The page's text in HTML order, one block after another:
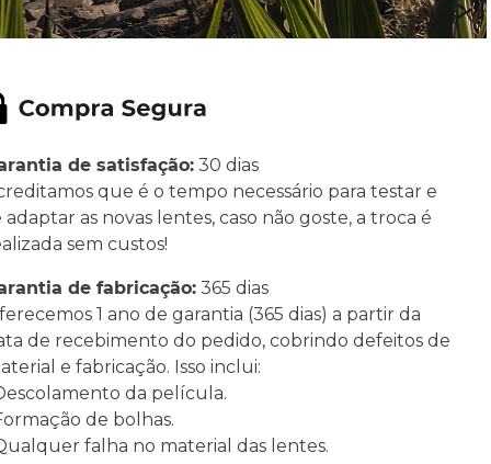
de satisfação:30 dias
que é o tempo necessário para testar e
adaptar as novas lentes, caso não goste, a troca é
sem custos!
de fabricação:365 dias
1 ano de garantia (365 dias) a partir da
de recebimento do pedido, cobrindo defeitos de
e fabricação. Isso inclui:
da película.
de bolhas.
falha no material das lentes.